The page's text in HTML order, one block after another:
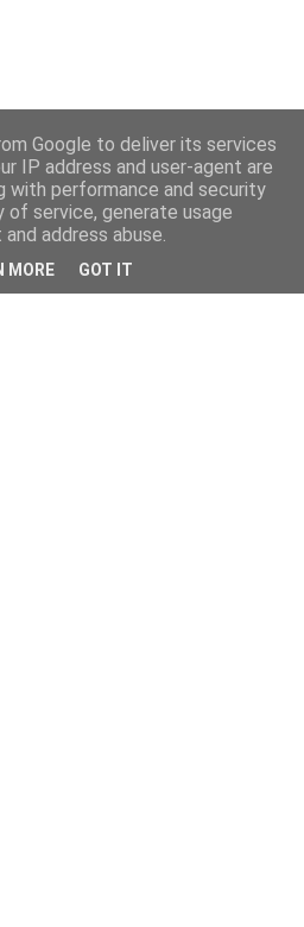
Google to deliver its services
IP address and user-agent are
with performance and security
service, generate usage
address abuse.
MORE GOT IT